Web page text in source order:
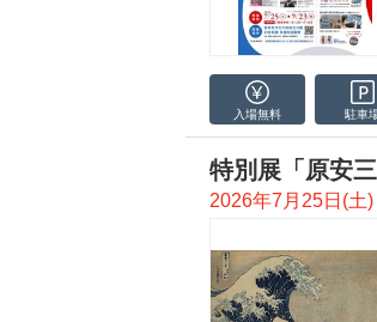
入場無料 駐車
特別展「原安
2026年7月25日(土